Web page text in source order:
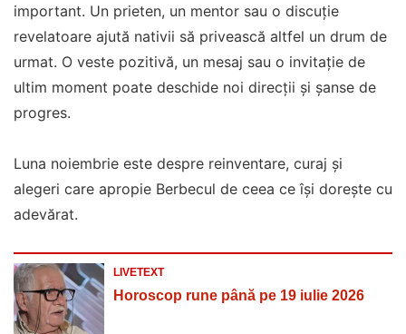
important. Un prieten, un mentor sau o discuție
revelatoare ajută nativii să privească altfel un drum de
urmat. O veste pozitivă, un mesaj sau o invitație de
ultim moment poate deschide noi direcții și șanse de
progres.
Luna noiembrie este despre reinventare, curaj și
alegeri care apropie Berbecul de ceea ce își dorește cu
adevărat.
LIVETEXT
Horoscop rune până pe 19 iulie 2026